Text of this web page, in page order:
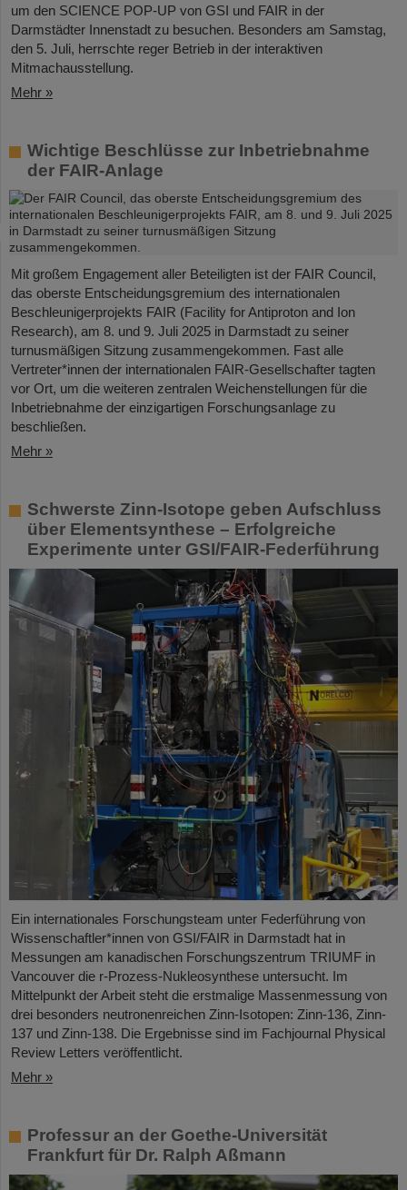
um den SCIENCE POP-UP von GSI und FAIR in der
Darmstädter Innenstadt zu besuchen. Besonders am Samstag,
den 5. Juli, herrschte reger Betrieb in der interaktiven
Mitmachausstellung.
Mehr »
Wichtige Beschlüsse zur Inbetriebnahme
der FAIR-Anlage
Mit großem Engagement aller Beteiligten ist der FAIR Council,
das oberste Entscheidungsgremium des internationalen
Beschleunigerprojekts FAIR (Facility for Antiproton and Ion
Research), am 8. und 9. Juli 2025 in Darmstadt zu seiner
turnusmäßigen Sitzung zusammengekommen. Fast alle
Vertreter*innen der internationalen FAIR-Gesellschafter tagten
vor Ort, um die weiteren zentralen Weichenstellungen für die
Inbetriebnahme der einzigartigen Forschungsanlage zu
beschließen.
Mehr »
Schwerste Zinn-Isotope geben Aufschluss
über Elementsynthese – Erfolgreiche
Experimente unter GSI/FAIR-Federführung
Ein internationales Forschungsteam unter Federführung von
Wissenschaftler*innen von GSI/FAIR in Darmstadt hat in
Messungen am kanadischen Forschungszentrum TRIUMF in
Vancouver die r-Prozess-Nukleosynthese untersucht. Im
Mittelpunkt der Arbeit steht die erstmalige Massenmessung von
drei besonders neutronenreichen Zinn-Isotopen: Zinn-136, Zinn-
137 und Zinn-138. Die Ergebnisse sind im Fachjournal Physical
Review Letters veröffentlicht.
Mehr »
Professur an der Goethe-Universität
Frankfurt für Dr. Ralph Aßmann